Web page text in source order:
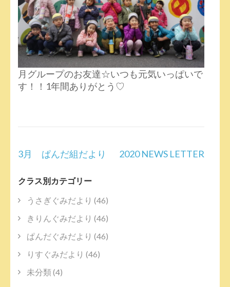
月グループのお友達☆いつも元気いっぱいで
す！！1年間ありがとう♡
投
ナ
ビ
ゲ
ー
シ
ョ
ン
3月 ぱんだ組だより 2020 NEWS LETTER
クラス別カテゴリー
うさぎぐみだより (46)
きりんぐみだより (46)
ぱんだぐみだより (46)
りすぐみだより (46)
未分類(4)